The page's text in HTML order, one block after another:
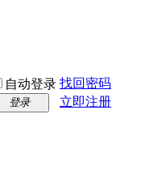
自动登录 找回密码
登录 立即注册